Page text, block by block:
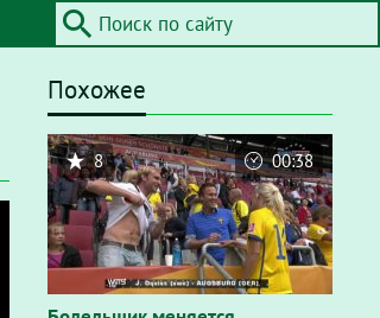
Похожее
8 00:38